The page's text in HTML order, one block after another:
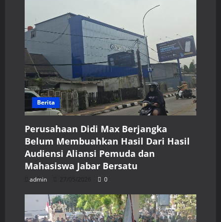
Berita
Perusahaan Didi Max Berjangka
Belum Membuahkan Hasil Dari Hasil
Audiensi Aliansi Pemuda dan
Mahasiswa Jabar Bersatu
admin 27/05/2026 0